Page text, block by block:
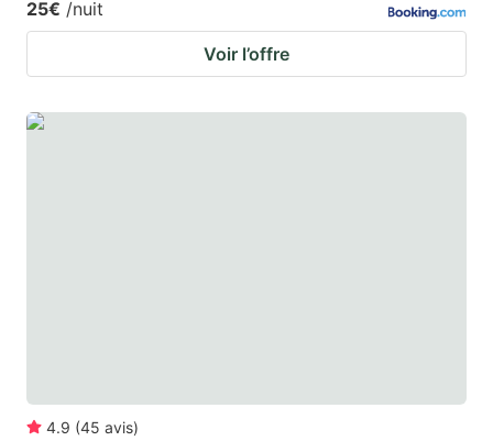
25€ /nuit
Voir l’offre
4.9 (45 avis)